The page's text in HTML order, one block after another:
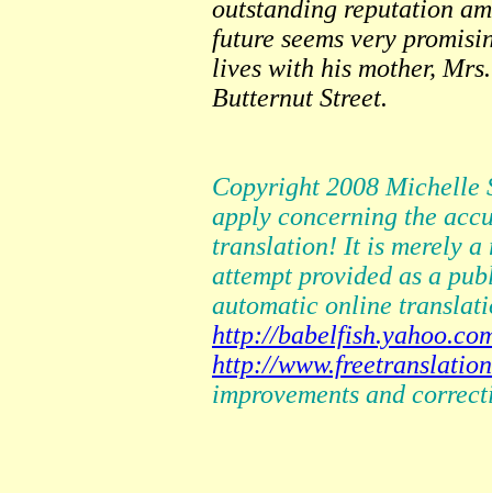
outstanding reputation
future seems very
lives with his mother,
Butternut Street.
Copyright 2008 Michelle
apply concerning the
translation! It is merely a
attempt provided as a
automatic online
http://
http://
improvements and